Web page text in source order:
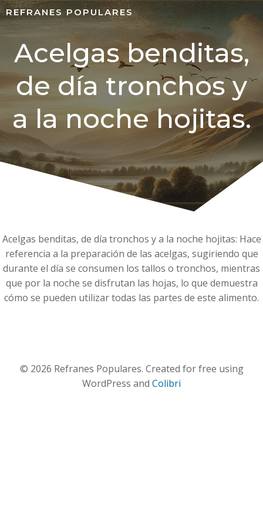
REFRANES POPULARES
Acelgas benditas,
de día tronchos y
a la noche hojitas.
Acelgas benditas, de día tronchos y a la noche hojitas: Hace
referencia a la preparación de las acelgas, sugiriendo que
durante el día se consumen los tallos o tronchos, mientras
que por la noche se disfrutan las hojas, lo que demuestra
cómo se pueden utilizar todas las partes de este alimento.
© 2026 Refranes Populares. Created for free using
WordPress and Colibri